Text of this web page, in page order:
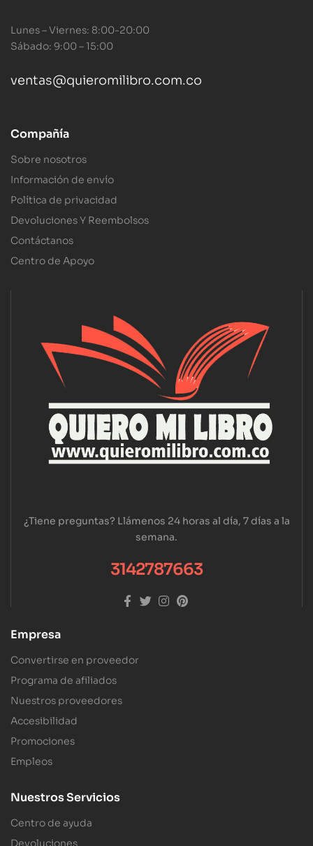
Lunes – Viernes: 8:00-20:00
Sábado: 9:00 – 15:00
ventas@quieromilibro.com.co
Compañía
Sobre nosotros
Información de envío
Política de privacidad
Devoluciones Y Reembolsos
Contáctanos
Centro de Apoyo
¿Tiene preguntas? Llámenos 24 horas al día, 7 días a la
semana.
3142787663
Empresa
Convertirse en proveedor
Programa de afiliados
Nuestros proveedores
Accesibilidad
Promociones
Empleos
Nuestros Servicios
Centro de ayuda
Devoluciones